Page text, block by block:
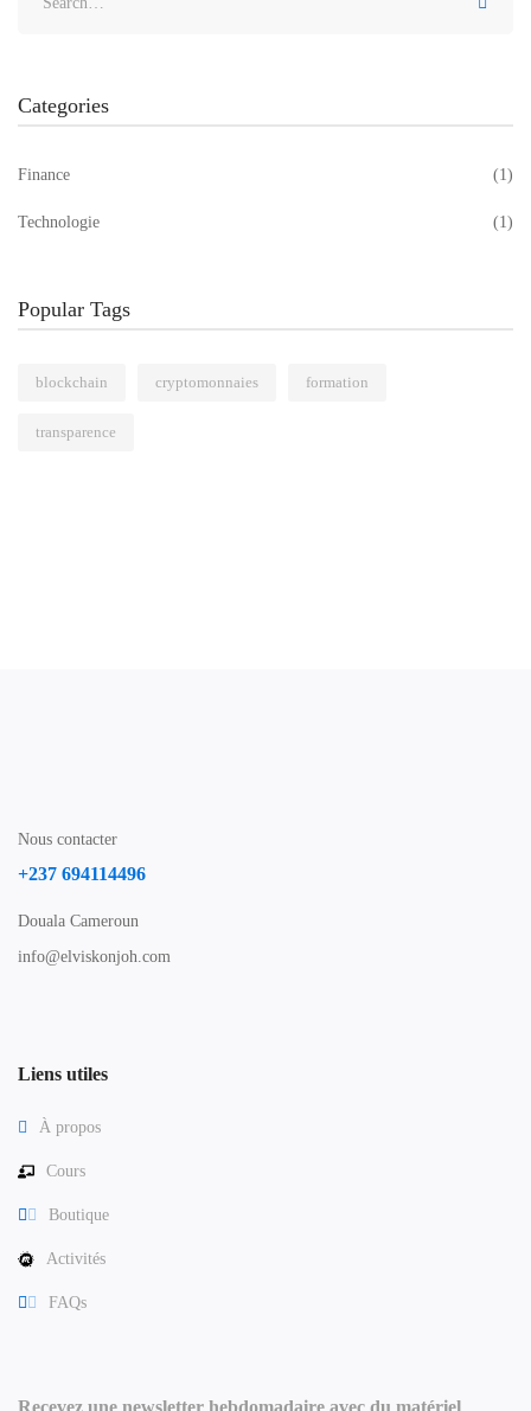
Categories
Finance (1)
Technologie (1)
Popular Tags
blockchain cryptomonnaies formation
transparence
Nous contacter
+237 694114496
Douala Cameroun
info@elviskonjoh.com
Liens utiles
À propos
Cours
Boutique
Activités
FAQs
Recevez une newsletter hebdomadaire avec du matériel